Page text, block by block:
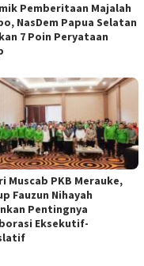
Pemberitaan Majalah
NasDem Papua Selatan
7 Poin Peryataan
Muscab PKB Merauke,
Fauzun Nihayah
Pentingnya
Eksekutif-